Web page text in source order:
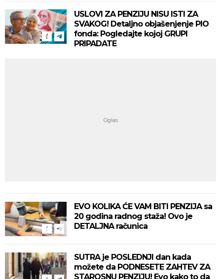
USLOVI ZA PENZIJU NISU ISTI ZA
SVAKOG! Detaljno objašenjenje PIO
fonda: Pogledajte kojoj GRUPI
PRIPADATE
EVO KOLIKA ĆE VAM BITI PENZIJA sa
20 godina radnog staža! Ovo je
DETALJNA računica
SUTRA je POSLEDNJI dan kada
možete da PODNESETE ZAHTEV ZA
STAROSNU PENZIJU! Evo kako to da